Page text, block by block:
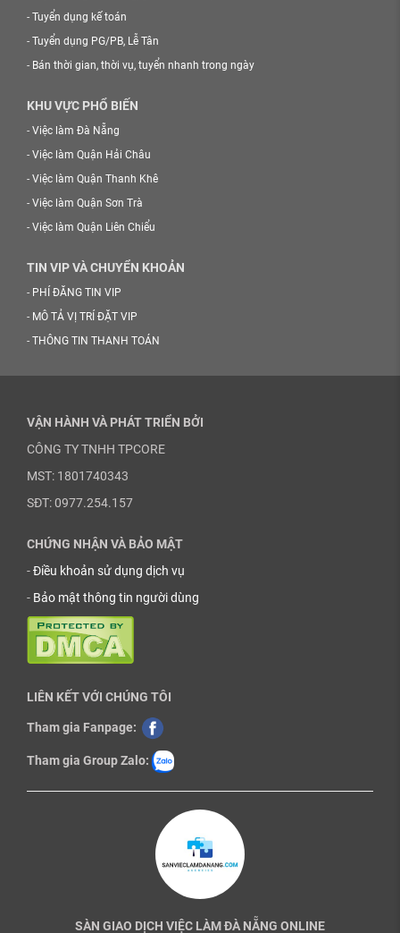
- Tuyển dụng kế toán
- Tuyển dụng PG/PB, Lễ Tân
- Bán thời gian, thời vụ, tuyển nhanh trong ngày
KHU VỰC PHỔ BIẾN
- Việc làm Đà Nẵng
- Việc làm Quận Hải Châu
- Việc làm Quận Thanh Khê
- Việc làm Quận Sơn Trà
- Việc làm Quận Liên Chiểu
TIN VIP VÀ CHUYỂN KHOẢN
- PHÍ ĐĂNG TIN VIP
- MÔ TẢ VỊ TRÍ ĐẶT VIP
- THÔNG TIN THANH TOÁN
VẬN HÀNH VÀ PHÁT TRIỂN BỞI
CÔNG TY TNHH TPCORE
MST: 1801740343
SĐT: 0977.254.157
CHỨNG NHẬN VÀ BẢO MẬT
-Điều khoản sử dụng dịch vụ
- Bảo mật thông tin người dùng
LIÊN KẾT VỚI CHÚNG TÔI
Tham gia Fanpage:
Tham gia Group Zalo:
SÀN GIAO DỊCH VIỆC LÀM ĐÀ NẴNG ONLINE